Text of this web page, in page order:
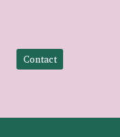
contenu
Contact